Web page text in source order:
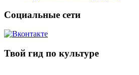
Социальные сети
Твой гид по культуре